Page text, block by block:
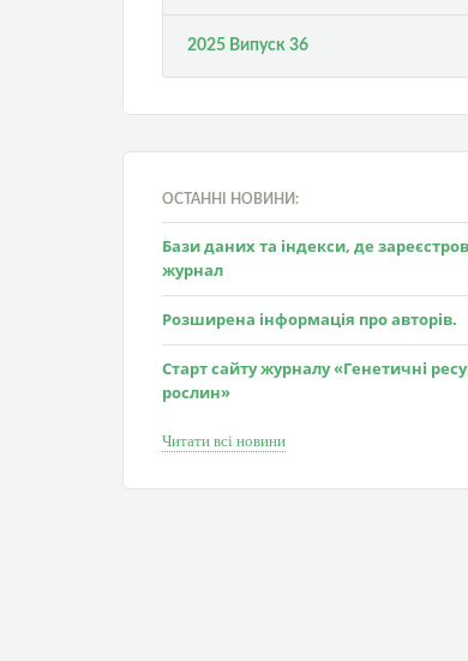
2025 Випуск 36
ОСТАННІ НОВИНИ:
Бази даних та індекси, де
журнал
Розширена інформація про авторів.
Старт сайту журналу «Генетичні
рослин»
Читати всі новини